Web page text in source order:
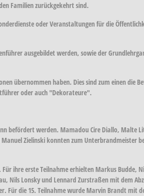
Familien zurückgekehrt sind.
oder Veranstaltungen für die
ausgebildet werden, sowie der
übernommen haben. Dies sind zum einen die
oder auch "Dekorateure".
befördert werden. Mamadou Cire Diallo, Malte
Zielinski konnten zum Unterbrandmeister
ihre erste Teilnahme erhielten Markus Budde,
Lonsky und Lennard Zurstraßen mit dem
Für die 15. Teilnahme wurde Marvin Brandt mit